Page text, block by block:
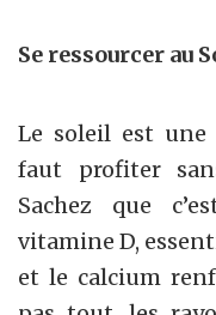
Se ressourcer au
Le soleil est
faut profiter
Sachez que
vitamine D,
et le calcium